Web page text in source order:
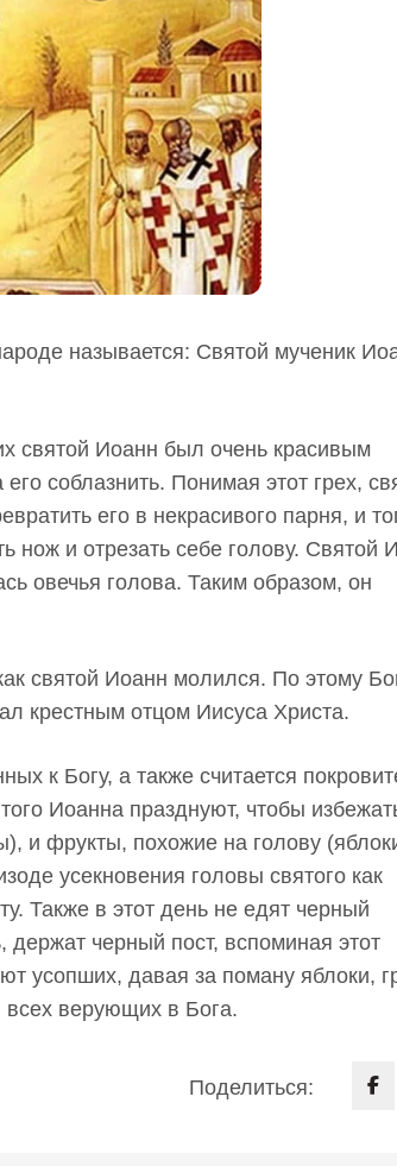
называется: Святой мученик
святой Иоанн был очень красивым
соблазнить. Понимая этот грех,
его в некрасивого парня, и
нож и отрезать себе голову. Святой
овечья голова. Таким образом, он
святой Иоанн молился. По этому
крестным отцом Иисуса Христа.
к Богу, а также считается
Иоанна празднуют, чтобы
и фрукты, похожие на голову
усекновения головы святого как
Также в этот день не едят черный
черный пост, вспоминая этот
усопших, давая за поману яблоки,
всех верующих в Бога.
Поделиться: